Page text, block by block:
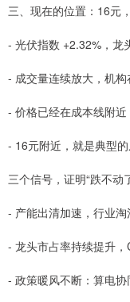
三、现在的位置：16元
- 光伏指数 +2.32%，龙
- 成交量连续放大，机
- 价格已经在成本线附
- 16元附近，就是典型
三个信号，证明“跌不动
- 产能出清加速，行业
- 龙头市占率持续提升
- 政策暖风不断：算电